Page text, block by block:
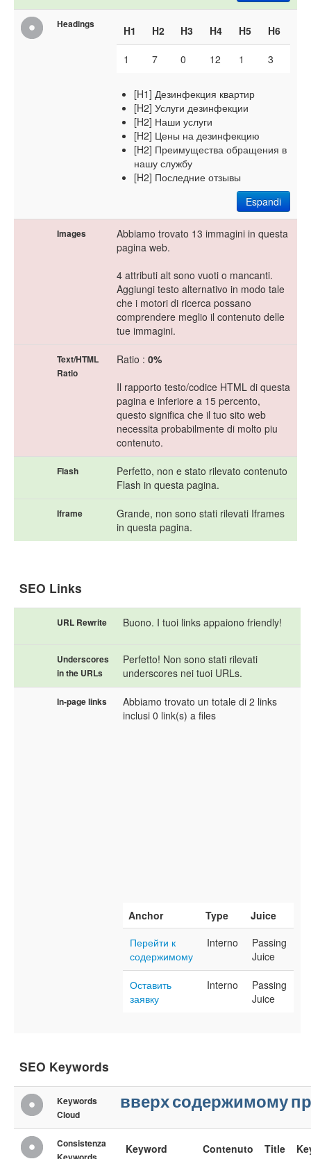
Headings H1 H2 H3 H4 H5 H6
1 7 0 12 1 3
[H1] Дезинфекция квартир
[H2] Услуги дезинфекции
[H2] Наши услуги
[H2] Цены на дезинфекцию
[H2] Преимущества обращения в
нашу службу
[H2] Последние отзывы
Espandi
Images
Abbiamo trovato 13 immagini in questa
pagina web.
4 attributi alt sono vuoti o mancanti.
Aggiungi testo alternativo in modo tale
che i motori di ricerca possano
comprendere meglio il contenuto delle
tue immagini.
Text/HTML
Ratio
Ratio : 0%
Il rapporto testo/codice HTML di questa
pagina e inferiore a 15 percento,
questo significa che il tuo sito web
necessita probabilmente di molto piu
contenuto.
Flash
Perfetto, non e stato rilevato contenuto
Flash in questa pagina.
Iframe
Grande, non sono stati rilevati Iframes
in questa pagina.
SEO Links
URL Rewrite Buono. I tuoi links appaiono friendly!
Underscores
in the URLs
Perfetto! Non sono stati rilevati
underscores nei tuoi URLs.
In-page links
Abbiamo trovato un totale di 2 links
inclusi 0 link(s) a files
Anchor Type
Juice
Перейти к
содержимому
Interno
Passing
Juice
Оставить
заявку
Interno
Passing
Juice
SEO Keywords
Keywords
Cloud
вверхсодержимому
Consistenza
Keyword Contenuto Title